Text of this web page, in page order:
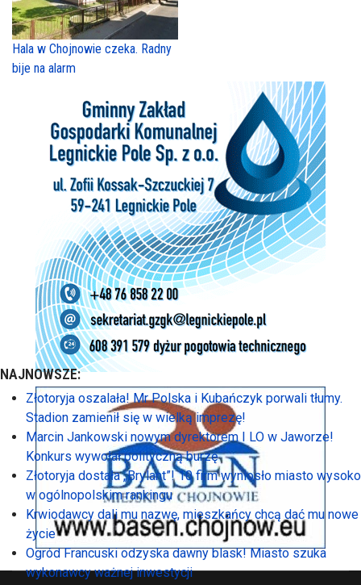
Hala w Chojnowie czeka. Radny
bije na alarm
NAJNOWSZE:
Złotoryja oszalała! Mr Polska i Kubańczyk porwali tłumy.
Stadion zamienił się w wielką imprezę!
Marcin Jankowski nowym dyrektorem I LO w Jaworze!
Konkurs wywołał polityczną burzę
Złotoryja dostała „Brylant”! 10 firm wyniosło miasto wysoko
w ogólnopolskim rankingu
Krwiodawcy dali mu nazwę, mieszkańcy chcą dać mu nowe
życie
Ogród Francuski odzyska dawny blask! Miasto szuka
wykonawcy ważnej inwestycji